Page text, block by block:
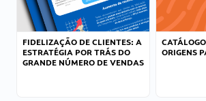
FIDELIZAÇÃO DE CLIENTES: A
ESTRATÉGIA POR TRÁS DO
GRANDE NÚMERO DE VENDAS
ORIGENS